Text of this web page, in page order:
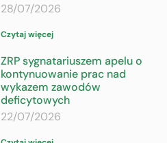
28/07/2026
Czytaj więcej
ZRP sygnatariuszem apelu o
kontynuowanie prac nad
wykazem zawodów
deficytowych
22/07/2026